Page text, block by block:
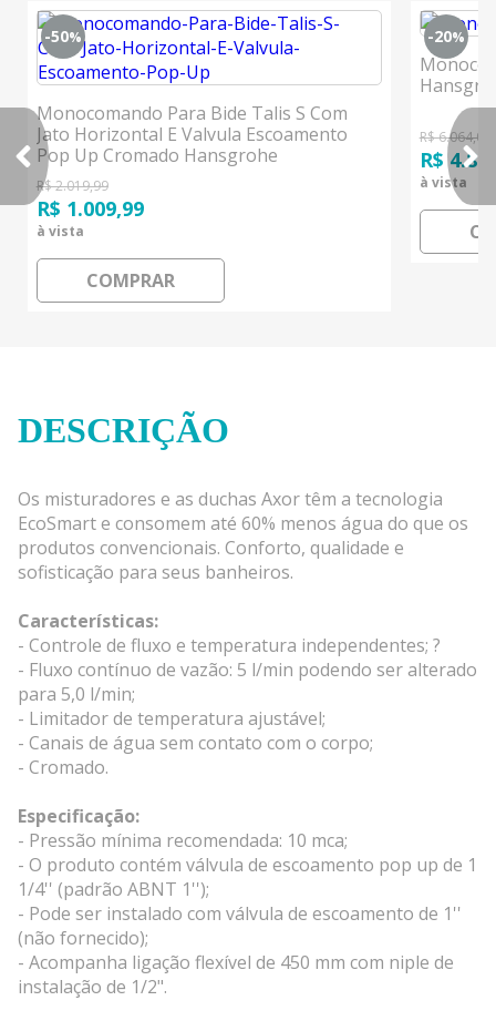
-50%
Monocomando Para Bide Talis S Com
Jato Horizontal E Valvula Escoamento
Pop Up Cromado Hansgrohe
R$ 2.019,99
R$ 1.009,99
à vista
COMPRAR
-20%
R$ 6.064,00
R$
à vista
DESCRIÇÃO
Os misturadores e as duchas Axor têm a tecnologia
EcoSmart e consomem até 60% menos água do que os
produtos convencionais. Conforto, qualidade e
sofisticação para seus banheiros.
Características:
- Controle de fluxo e temperatura independentes; ?
- Fluxo contínuo de vazão: 5 l/min podendo ser alterado
para 5,0 l/min;
- Limitador de temperatura ajustável;
- Canais de água sem contato com o corpo;
- Cromado.
Especificação:
- Pressão mínima recomendada: 10 mca;
- O produto contém válvula de escoamento pop up de 1
1/4'' (padrão ABNT 1'');
- Pode ser instalado com válvula de escoamento de 1''
(não fornecido);
- Acompanha ligação flexível de 450 mm com niple de
instalação de 1/2".